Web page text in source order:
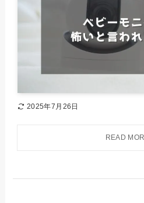
2025年7月26日